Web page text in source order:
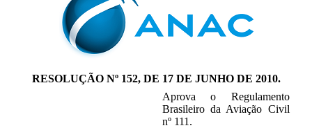
RESOLUÇÃO Nº 152, DE 17 DE JUNHO DE 2010.
Aprova o Regulamento
Brasileiro da Aviação Civil
nº 111.